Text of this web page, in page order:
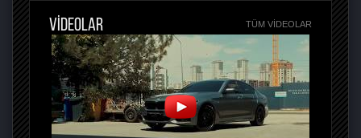
VİDEOLAR TÜM VIDEOLAR